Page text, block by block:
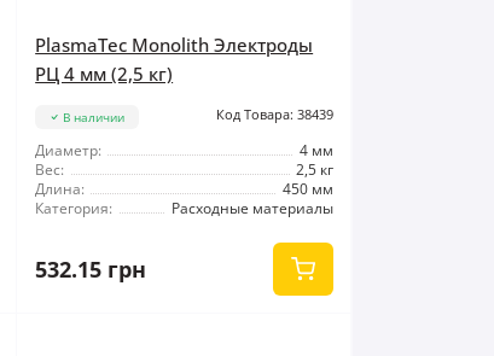
PlasmaTec Monolith Электроды
РЦ 4 мм (2,5 кг)
В наличии Код Товара: 38439
Диаметр:
4 мм
Вес:
2,5 кг
Длина:
450 мм
Категория:
Расходные материалы
532.15 грн